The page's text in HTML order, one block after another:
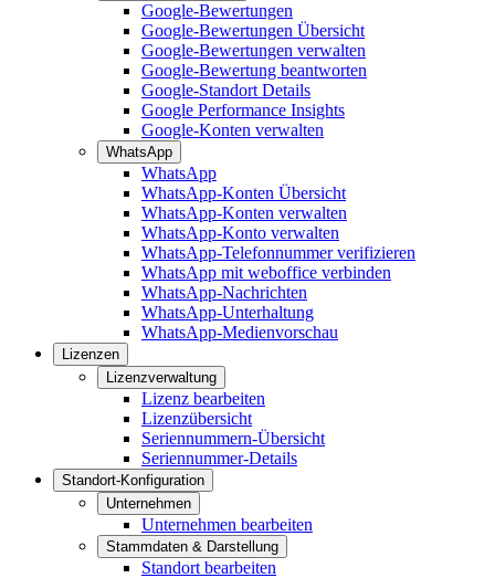
Google-Bewertungen
Google-Bewertungen Übersicht
Google-Bewertungen verwalten
Google-Bewertung beantworten
Google-Standort Details
Google Performance Insights
Google-Konten verwalten
WhatsApp
WhatsApp
WhatsApp-Konten Übersicht
WhatsApp-Konten verwalten
WhatsApp-Konto verwalten
WhatsApp-Telefonnummer verifizieren
WhatsApp mit weboffice verbinden
WhatsApp-Nachrichten
WhatsApp-Unterhaltung
WhatsApp-Medienvorschau
Lizenzen
Lizenzverwaltung
Lizenz bearbeiten
Lizenzübersicht
Seriennummern-Übersicht
Seriennummer-Details
Standort-Konfiguration
Unternehmen
Unternehmen bearbeiten
Stammdaten & Darstellung
Standort bearbeiten